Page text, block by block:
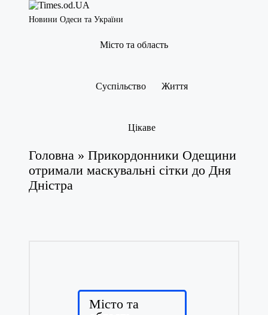
Новини Одеси та України
Місто та область
Суспільство Життя
Цікаве
Головна » Прикордонники Одещини
отримали маскувальні сітки до Дня
Дністра
Posted
Місто та